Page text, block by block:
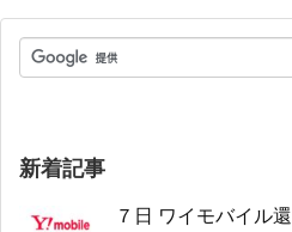
新着記事
７日 ワイモバイル